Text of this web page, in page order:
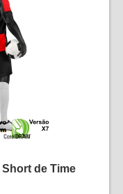
de Time